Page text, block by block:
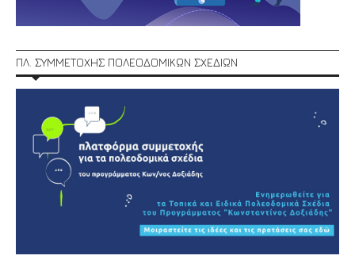
ΠΛ. ΣΥΜΜΕΤΟΧΗΣ ΠΟΛΕΟΔΟΜΙΚΩΝ ΣΧΕΔΙΩΝ